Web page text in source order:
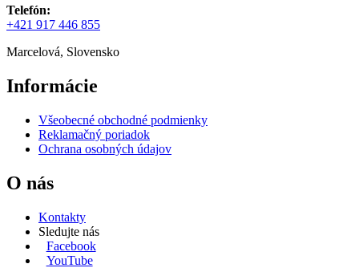
Telefón:
+421 917 446 855
Marcelová, Slovensko
Informácie
Všeobecné obchodné podmienky
Reklamačný poriadok
Ochrana osobných údajov
O nás
Kontakty
Sledujte nás
Facebook
YouTube